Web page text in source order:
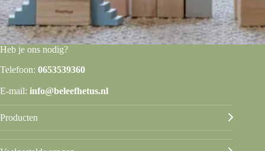
Heb je ons nodig?
Telefoon: 0653539360
E-mail: info@beleefhetus.nl
Producten